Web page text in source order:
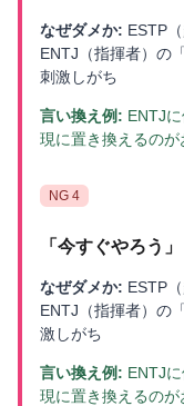
なぜダメか: ESTP
ENTJ（指揮者）の
刺激しがち
言い換え例: ENTJ
現に置き換えるのが
NG 4
「 今すぐやろう 」
なぜダメか: ESTP
ENTJ（指揮者）の
激しがち
言い換え例: ENTJ
現に置き換えるのが